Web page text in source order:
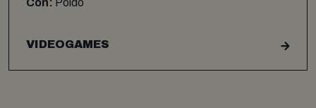
VIDEOGAMES